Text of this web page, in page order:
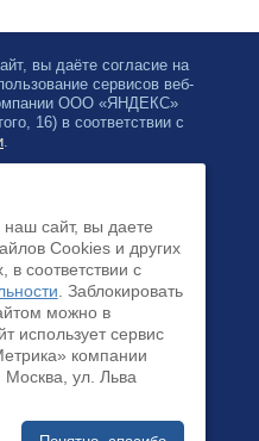
вы даёте согласие на
сервисов веб-
ООО «ЯНДЕКС»
16) в соответствии с
.
сайт, вы даете
Cookies и других
в соответствии с
. Заблокировать
можно в
использует сервис
компании
ул. Льва